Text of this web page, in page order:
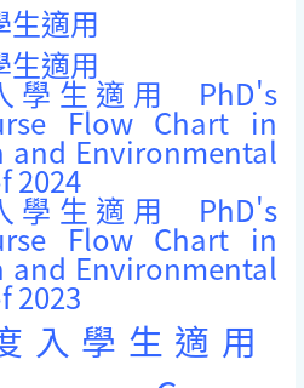
生適用
生適用
學生適用 PhD's
Flow Chart in
and Environmental
2024
學生適用 PhD's
Flow Chart in
and Environmental
2023
入學生適用